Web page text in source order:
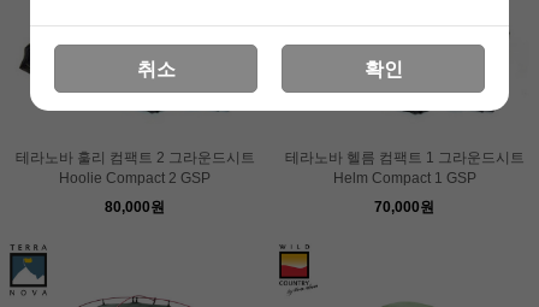
테라노바 훌리 컴팩트 2 그라운드시트
Hoolie Compact 2 GSP
80,000원
테라노바 헬름 컴팩트 1 그라운드시트
Helm Compact 1 GSP
70,000원
취소 확인